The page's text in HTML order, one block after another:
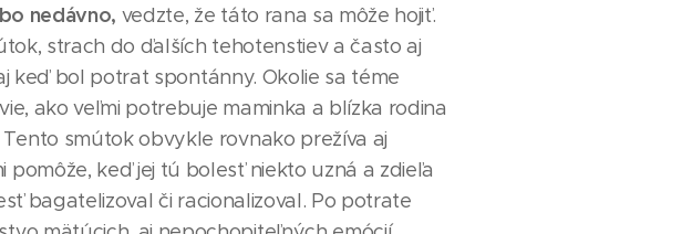
nedávno, vedzte, že táto rana sa môže hojiť.
strach do ďalších tehotenstiev a často aj
keď bol potrat spontánny. Okolie sa téme
ako veľmi potrebuje maminka a blízka rodina
smútok obvykle rovnako prežíva aj
keď jej tú bolesť niekto uzná a zdieľa
bagatelizoval či racionalizoval. Po potrate